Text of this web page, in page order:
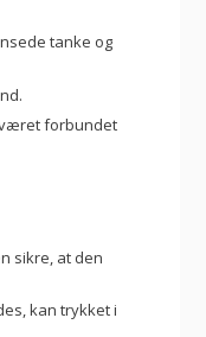
tanke og
forbundet
sikre, at den
kan trykket i